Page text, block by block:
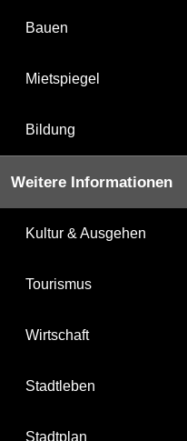
Bauen
Mietspiegel
Bildung
Weitere Informationen
Kultur & Ausgehen
Tourismus
Wirtschaft
Stadtleben
Stadtplan